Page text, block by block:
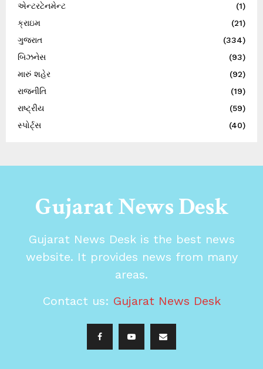
એન્ટરટેનમેન્ટ
(1)
ક્રાઇમ
(21)
ગુજરાત
(334)
બિઝનેસ
(93)
મારું શહેર
(92)
રાજનીતિ
(19)
રાષ્ટ્રીય
(59)
સ્પોર્ટ્સ
(40)
Gujarat News Desk
Gujarat News Desk is the best news
website. It provides news from many
areas.
Contact us: Gujarat News Desk